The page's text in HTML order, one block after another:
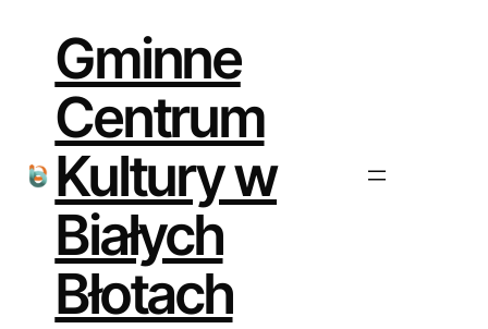
Gminne
Centrum
Kultury w
Białych
Błotach